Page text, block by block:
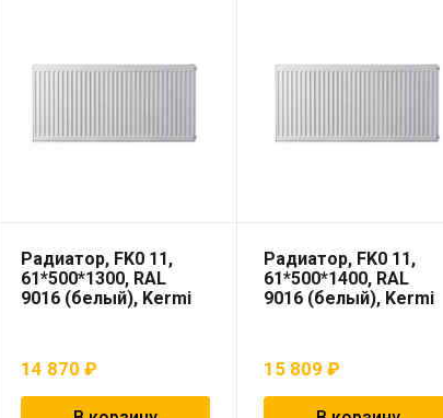
Радиатор, FK0 11,
61*500*1300, RAL
9016 (белый), Kermi
14 870 ₽
Радиатор, FK0 11,
61*500*1400, RAL
9016 (белый), Kermi
15 809 ₽